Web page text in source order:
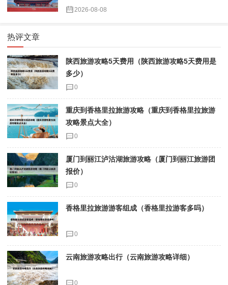
2026-08-08
热评文章
陕西旅游攻略5天费用（陕西旅游攻略5天费用是
多少）
0
重庆到香格里拉旅游攻略（重庆到香格里拉旅游
攻略景点大全）
0
厦门到丽江泸沽湖旅游攻略（厦门到丽江旅游团
报价）
0
香格里拉旅游游客组成（香格里拉游客多吗）
0
云南旅游攻略出行（云南旅游攻略详细）
0